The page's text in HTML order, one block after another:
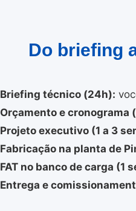
Do briefing
Briefing técnico (24h):
Orçamento e cronograma
Projeto executivo (1 a 3
Fabricação na planta de
FAT no banco de carga (1
Entrega e